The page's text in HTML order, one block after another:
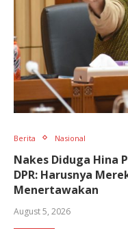
Berita Nasional
Nakes Diduga Hina
DPR: Harusnya
Menertawakan
August 5, 2026